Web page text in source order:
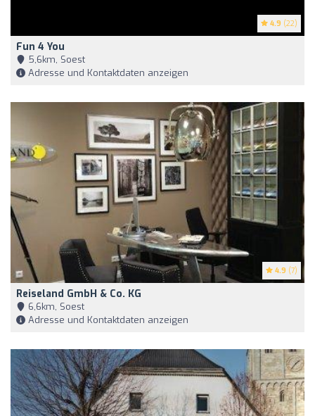
4.9 (22)
Fun 4 You
5,6km, Soest
Adresse und Kontaktdaten anzeigen
4.9 (7)
Reiseland GmbH & Co. KG
6,6km, Soest
Adresse und Kontaktdaten anzeigen